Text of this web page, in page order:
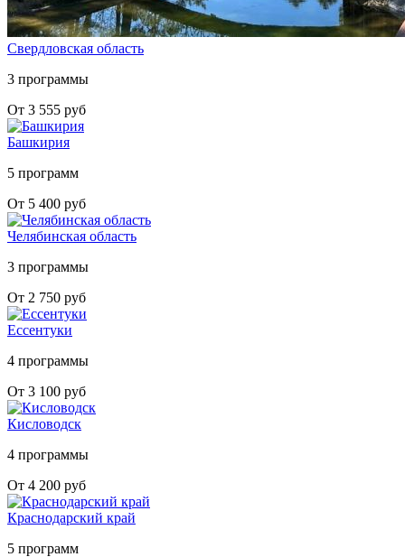
Свердловская область
3 программы
От 3 555 руб
Башкирия
5 программ
От 5 400 руб
Челябинская область
3 программы
От 2 750 руб
Ессентуки
4 программы
От 3 100 руб
Кисловодск
4 программы
От 4 200 руб
Краснодарский край
5 программ